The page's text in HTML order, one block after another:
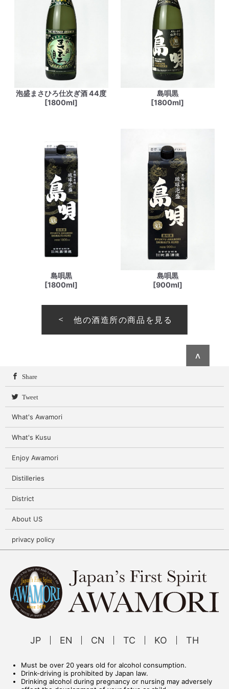
泡盛まさひろ仕次ぎ酒 44度
[1800ml]
島唄黒
[1800ml]
島唄黒
[1800ml]
島唄黒
[900ml]
他の酒造所の商品を見る
∧
Share
Tweet
What's Awamori
What's Kusu
Enjoy Awamori
Distilleries
District
About US
privacy policy
JP EN CN TC KO TH
Must be over 20 years old for alcohol consumption.
Drink-driving is prohibited by Japan law.
Drinking alcohol during pregnancy or nursing may adversely